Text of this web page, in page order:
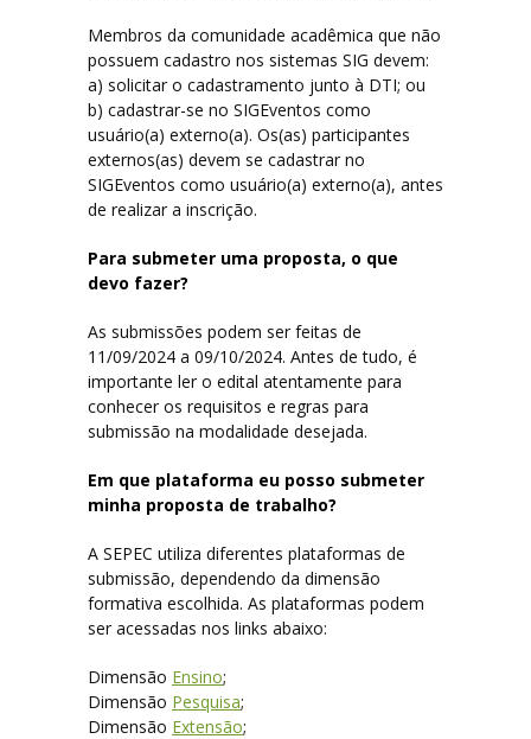
Membros da comunidade acadêmica que não
possuem cadastro nos sistemas SIG devem:
a) solicitar o cadastramento junto à DTI; ou
b) cadastrar-se no SIGEventos como
usuário(a) externo(a). Os(as) participantes
externos(as) devem se cadastrar no
SIGEventos como usuário(a) externo(a), antes
de realizar a inscrição.
Para submeter uma proposta, o que
devo fazer?
As submissões podem ser feitas de
11/09/2024 a 09/10/2024. Antes de tudo, é
importante ler o edital atentamente para
conhecer os requisitos e regras para
submissão na modalidade desejada.
Em que plataforma eu posso submeter
minha proposta de trabalho?
A SEPEC utiliza diferentes plataformas de
submissão, dependendo da dimensão
formativa escolhida. As plataformas podem
ser acessadas nos links abaixo:
Dimensão Ensino;
Dimensão Pesquisa;
Dimensão Extensão;